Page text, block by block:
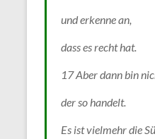
und erkenne an,
dass es recht hat.
17 Aber dann bin
der so handelt.
Es ist vielmehr die